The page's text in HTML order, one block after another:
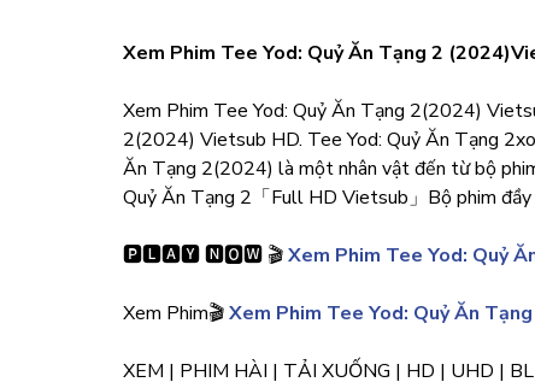
Xem Phim Tee Yod: Quỷ Ăn Tạng 2
Xem Phim Tee Yod: Quỷ Ăn Tạng 2(2024)
2(2024) Vietsub HD. Tee Yod: Quỷ Ăn Tạng
Ăn Tạng 2(2024) là một nhân vật đến từ bộ
Quỷ Ăn Tạng 2「Full HD Vietsub」Bộ phim
🅿🅻🅰🆈 🅽🅾🆆 🎬Xem Phim Tee Yod: Quỷ
Xem Phim🎬Xem Phim Tee Yod: Quỷ Ăn
XEM | PHIM HÀI | TẢI XUỐNG | HD | UHD |